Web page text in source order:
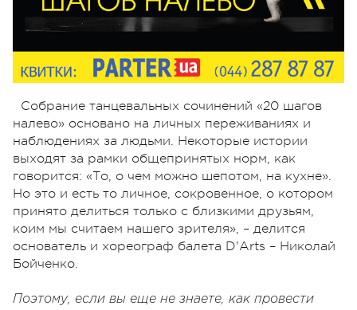
Собрание танцевальных сочинений «20 шагов
налево» основано на личных переживаниях и
наблюдениях за людьми. Некоторые истории
выходят за рамки общепринятых норм, как
говорится: «То, о чем можно шепотом, на кухне».
Но это и есть то личное, сокровенное, о котором
принято делиться только с близкими друзьям,
коим мы считаем нашего зрителя», – делится
основатель и хореограф балета D'Arts – Николай
Бойченко.
Поэтому, если вы еще не знаете, как провести